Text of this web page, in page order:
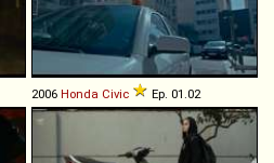
2006 Honda Civic Ep. 01.02